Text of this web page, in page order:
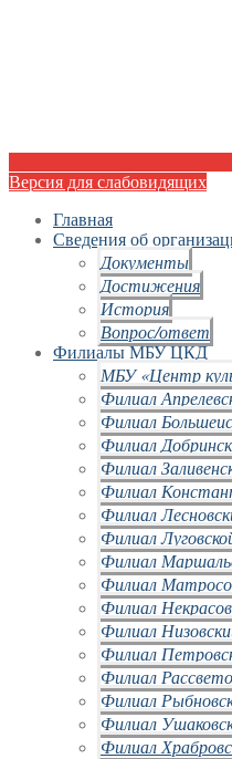
Версия для слабовидящих
Главная
Сведения об
Документы
Достижения
История
Вопрос/ответ
Филиалы МБУ ЦКД
МБУ «Центр
Филиал
Филиал
Филиал
Филиал
Филиал
Филиал
Филиал
Филиал
Филиал
Филиал
Филиал
Филиал
Филиал
Филиал
Филиал
Филиал